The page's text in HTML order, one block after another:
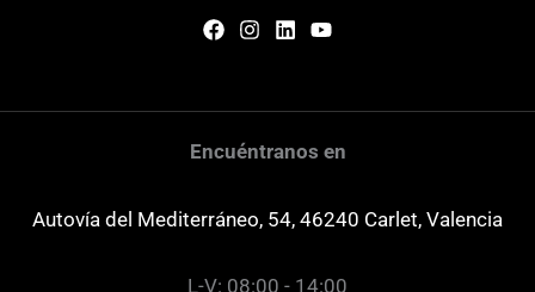
Encuéntranos en
Autovía del Mediterráneo, 54, 46240 Carlet, Valencia
L-V: 08:00 - 14:00